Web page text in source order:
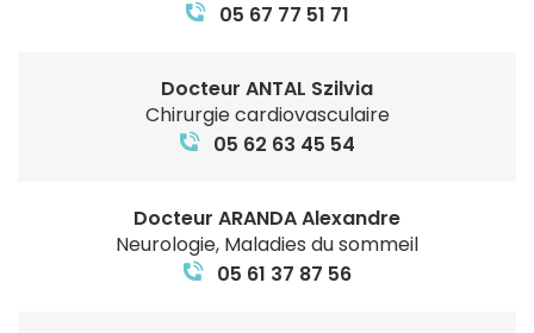
05 67 77 51 71
Docteur ANTAL Szilvia
Chirurgie cardiovasculaire
05 62 63 45 54
Docteur ARANDA Alexandre
Neurologie, Maladies du sommeil
05 61 37 87 56